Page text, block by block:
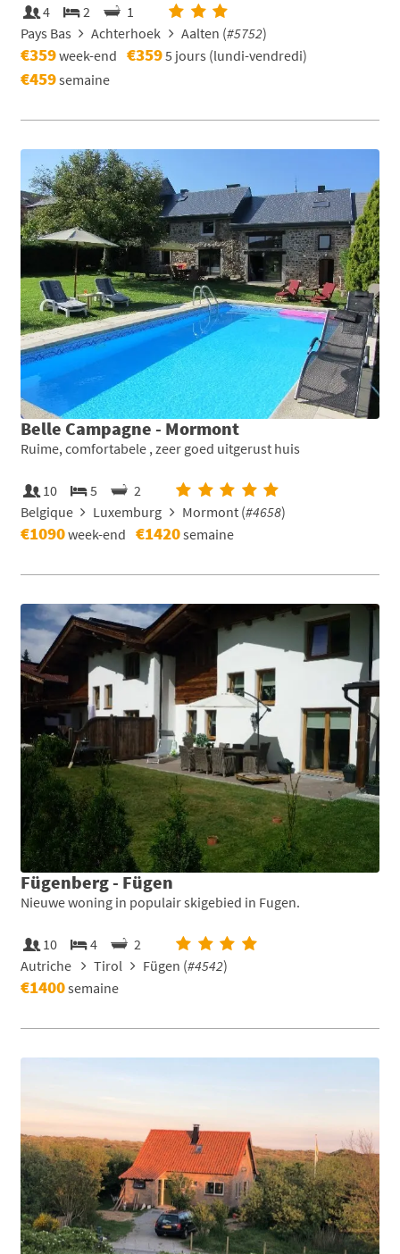
4 2
1
Pays Bas
Achterhoek Aalten (#5752)
€359week-end €3595 jours (lundi-vendredi)
€459semaine
Belle Campagne - Mormont
Ruime, comfortabele , zeer goed uitgerust huis
10 5
2
Belgique
Luxemburg Mormont (#4658)
€1090week-end €1420semaine
Fügenberg - Fügen
Nieuwe woning in populair skigebied in Fugen.
10 4
2
Autriche
Tirol Fügen (#4542)
€1400semaine